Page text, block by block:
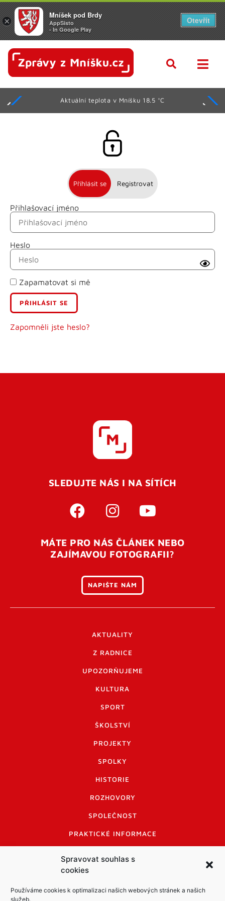
Spravovat souhlas s
cookies
Používáme cookies k optimalizaci našich webových stránek a našich
služeb.
Aktuální teplota v Mníšku 18.5 °C
Přihlásit se Registrovat
Přihlašovací jméno
Heslo
Zapamatovat si mě
Zapomněli jste heslo?
Jméno
Příjmení
E-mail
Uživatelské jméno
Pro úspěšné dokončení registrace je potřeba
vaší e-mailovouadresu. Po úspěšném odeslání
otevření tohoto odkazu se váš účet ověří a můžete se
přihlásit. Nezapomeňte zkontrolovat složku SPAM ve
SLEDUJTE NÁS I NA SÍTÍCH
MÁTE PRO NÁS ČLÁNEK NEBO
ZAJÍMAVOU FOTOGRAFII?
NAPIŠTE NÁM
AKTUALITY
Z RADNICE
UPOZORŇUJEME
KULTURA
SPORT
ŠKOLSTVÍ
PROJEKTY
SPOLKY
HISTORIE
ROZHOVORY
SPOLEČNOST
PRAKTICKÉ INFORMACE
INFORMACE A KODEX DISKUTUJÍCÍCH
LOGO A LOGO MANUÁL
×
Mníšek pod Brdy
AppSisto
- In Google Play
Otevřít